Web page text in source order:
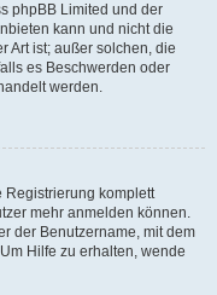
phpBB Limited und der
kann und nicht die
Art ist; außer solchen, die
es Beschwerden oder
werden.
Registrierung komplett
mehr anmelden können.
der Benutzername, mit dem
Hilfe zu erhalten, wende